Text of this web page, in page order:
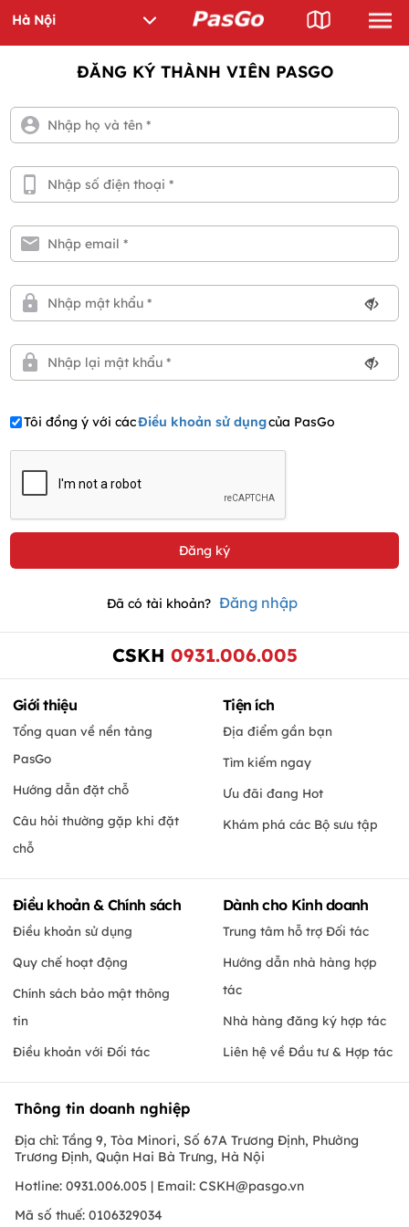
ĐĂNG KÝ THÀNH VIÊN PASGO
Tôi đồng ý với cácĐiều khoản sử dụngcủa PasGo
Đã có tài khoản? Đăng nhập
CSKH 0931.006.005
Giới thiệu
Tổng quan về nền tảng
PasGo
Hướng dẫn đặt chỗ
Câu hỏi thường gặp khi đặt
chỗ
Tiện ích
Địa điểm gần bạn
Tìm kiếm ngay
Ưu đãi đang Hot
Khám phá các Bộ sưu tập
Điều khoản & Chính sách
Điều khoản sử dụng
Quy chế hoạt động
Chính sách bảo mật thông
tin
Điều khoản với Đối tác
Dành cho Kinh doanh
Trung tâm hỗ trợ Đối tác
Hướng dẫn nhà hàng hợp
tác
Nhà hàng đăng ký hợp tác
Liên hệ về Đầu tư & Hợp tác
Thông tin doanh nghiệp
Địa chỉ: Tầng 9, Tòa Minori, Số 67A Trương Định, Phường
Trương Định, Quận Hai Bà Trưng, Hà Nội
Hotline: 0931.006.005 | Email: CSKH@pasgo.vn
Mã số thuế: 0106329034